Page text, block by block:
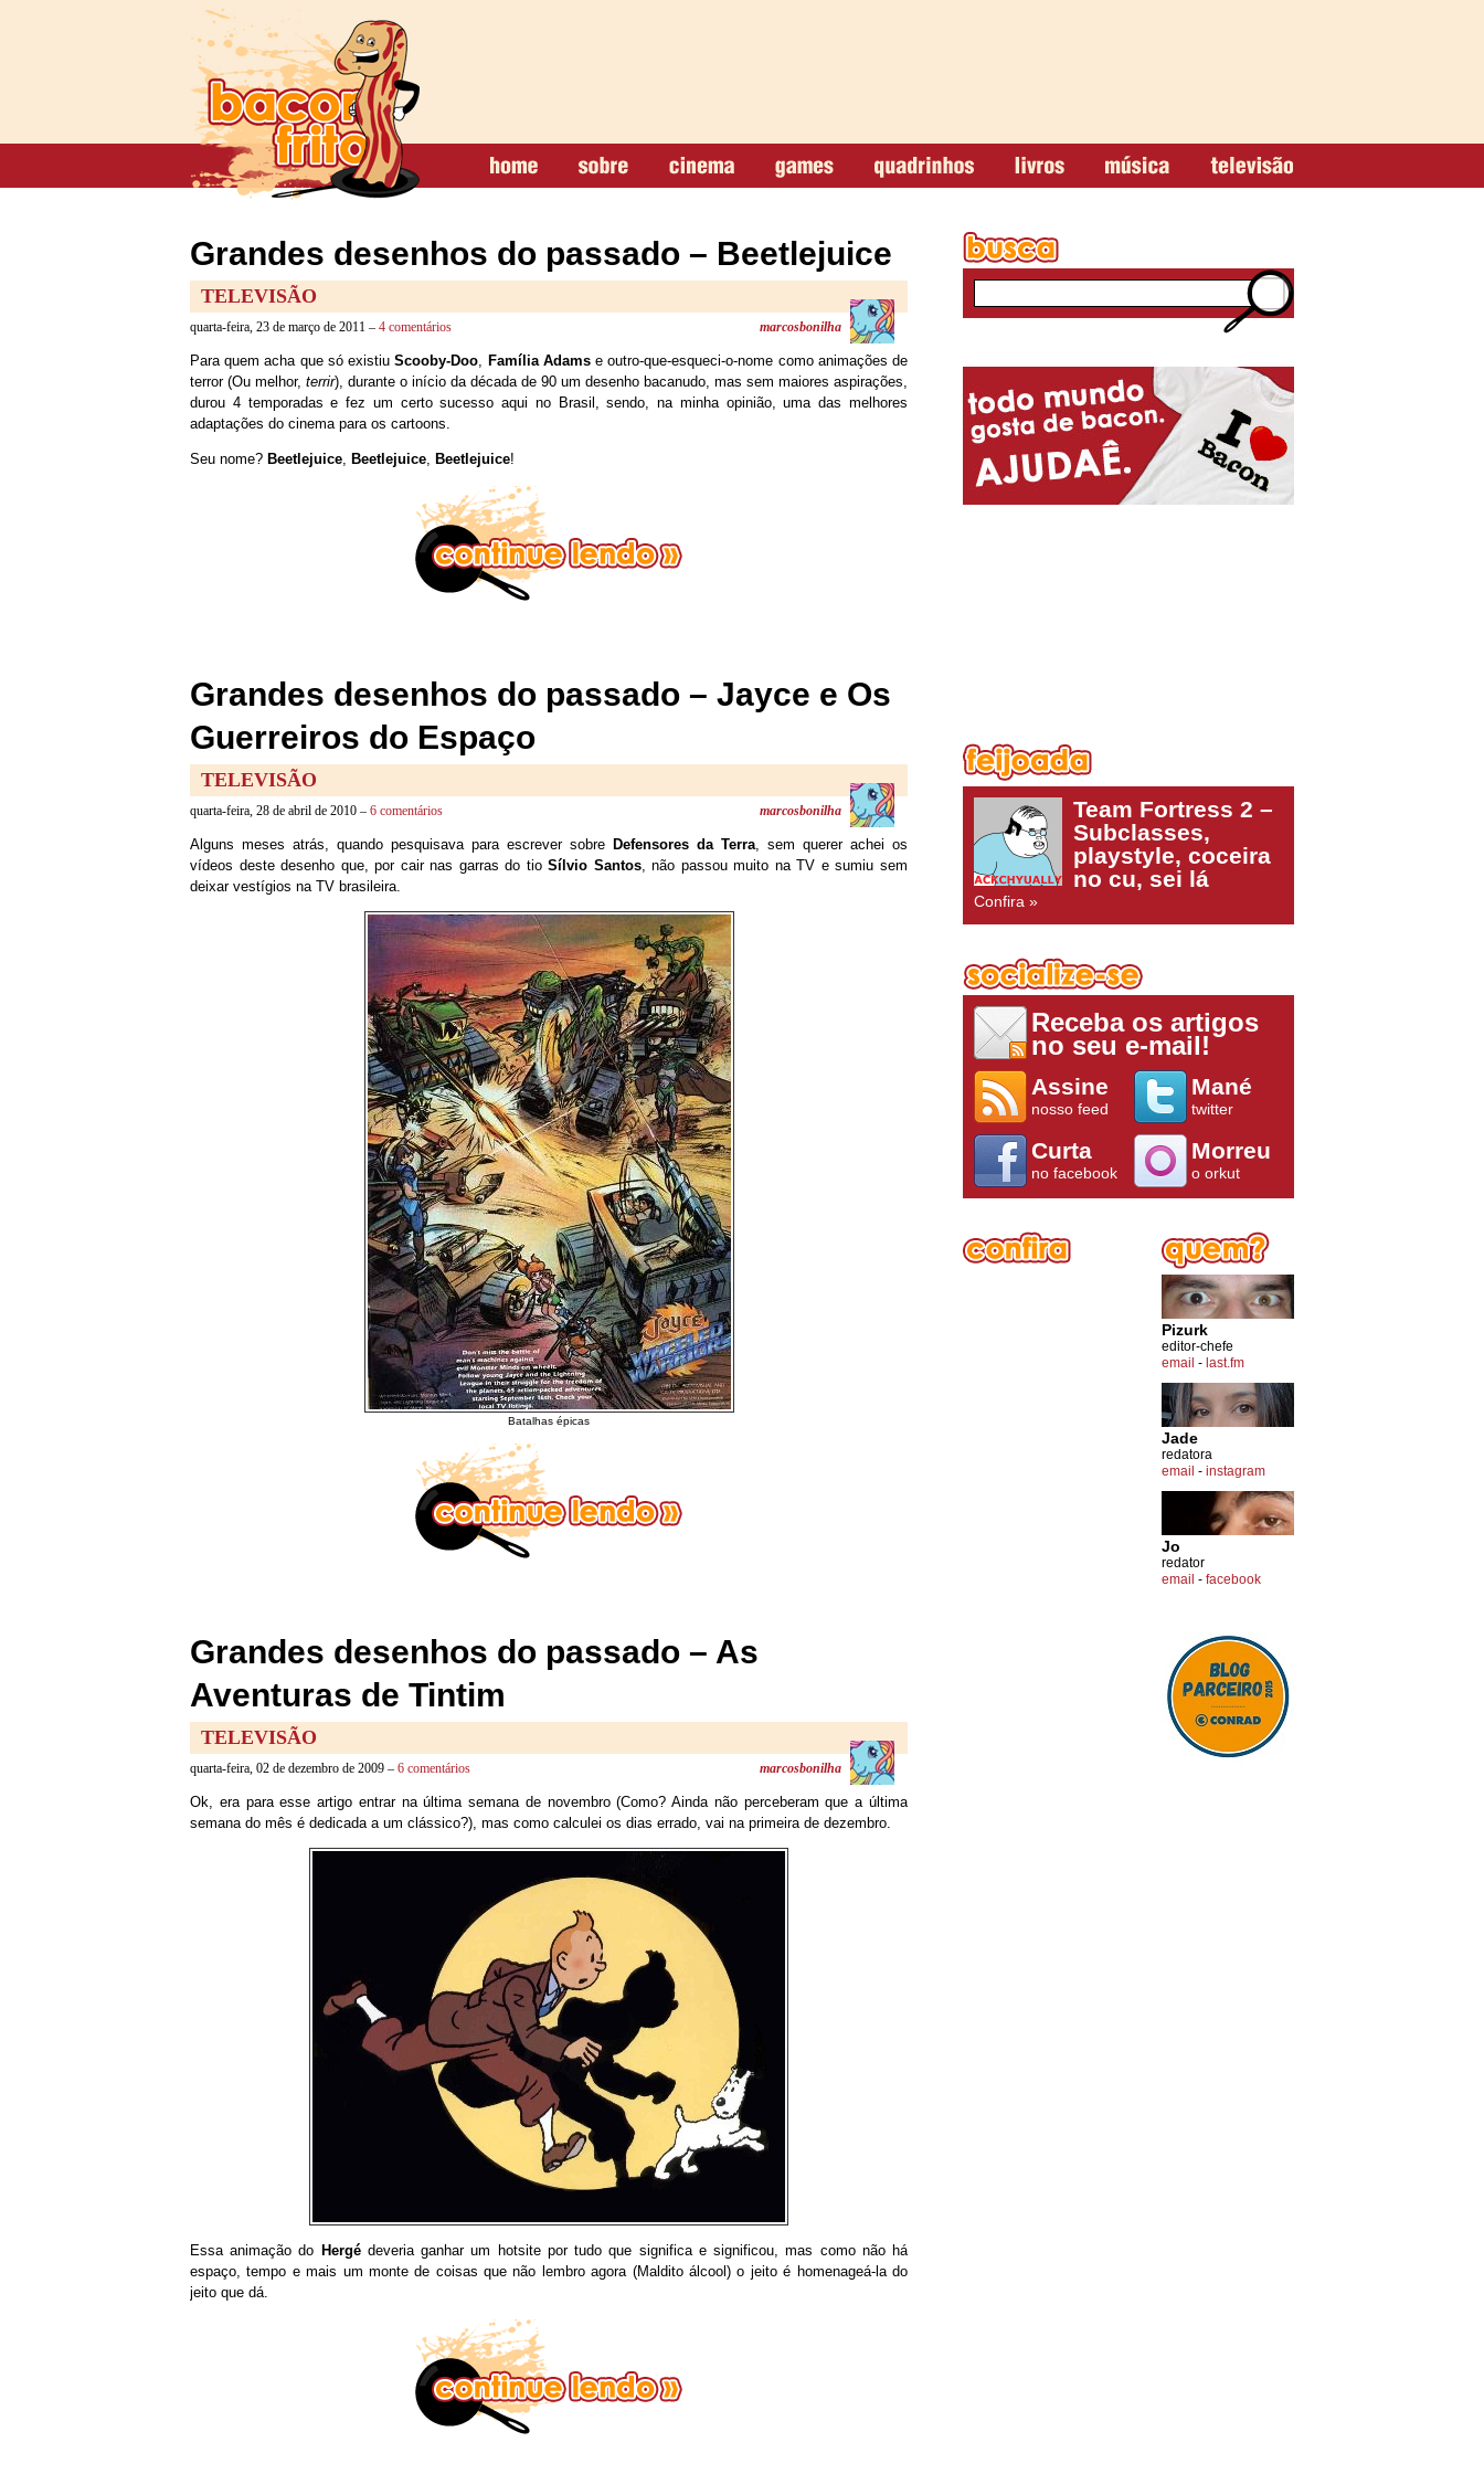
Grandes desenhos do passado – Beetlejuice
TELEVISÃO
quarta-feira, 23 de março de 2011 – 4 comentários marcosbonilha
Para quem acha que só existiuScooby-Doo, Família Adamse outro-que-esqueci-o-nome como animações de
terror (Ou melhor, terrir), durante o início da década de 90 um desenho bacanudo, mas sem maiores aspirações,
durou 4 temporadas e fez um certo sucesso aqui no Brasil, sendo, na minha opinião, uma das melhores
adaptações do cinema para os cartoons.
Seu nome? Beetlejuice, Beetlejuice, Beetlejuice!
Grandes desenhos do passado – Jayce e Os
Guerreiros do Espaço
TELEVISÃO
quarta-feira, 28 de abril de 2010 – 6 comentários marcosbonilha
Alguns meses atrás, quando pesquisava para escrever sobre Defensores da Terra, sem querer achei os
vídeos deste desenho que, por cair nas garras do tioSílvio Santos, não passou muito na TV e sumiu sem
deixar vestígios na TV brasileira.
Batalhas épicas
Grandes desenhos do passado – As
Aventuras de Tintim
TELEVISÃO
quarta-feira, 02 de dezembro de 2009 – 6 comentários marcosbonilha
Ok, era para esse artigo entrar na última semana de novembro (Como? Ainda não perceberam que a última
semana do mês é dedicada a um clássico?), mas como calculei os dias errado, vai na primeira de dezembro.
Essa animação do Hergédeveria ganhar um hotsite por tudo que significa e significou, mas como não há
espaço, tempo e mais um monte de coisas que não lembro agora (Maldito álcool) o jeito é homenageá-la do
jeito que dá.
Team Fortress 2 –
Subclasses,
playstyle, coceira
no cu, sei lá
Confira »
Receba os artigos
no seu e-mail!
Assine
nosso feed
Mané
twitter
Curta
no facebook
Morreu
o orkut
Pizurk
editor-chefe
email - last.fm
Jade
redatora
email - instagram
Jo
redator
email - facebook